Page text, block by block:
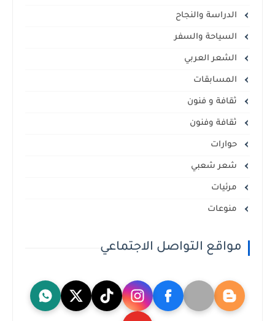
الدراسة والنجاح
السياحة والسفر
الشعر العربي
المسابقات
ثقافة و فنون
ثقافة وفنون
حوارات
شعر شعبي
مرئيات
منوعات
مواقع التواصل الاجتماعي